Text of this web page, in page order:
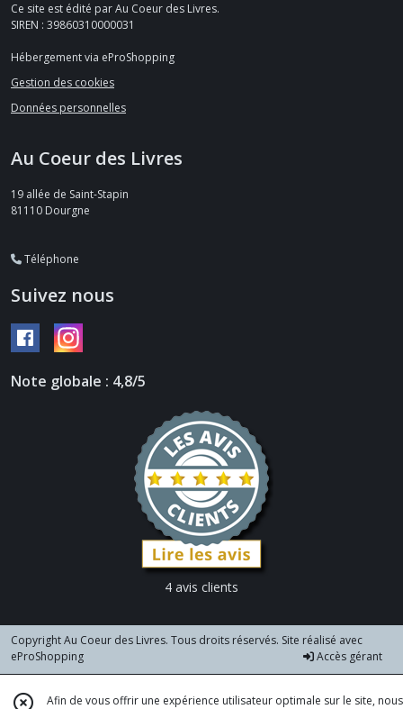
Ce site est édité par Au Coeur des Livres.
SIREN : 39860310000031
Hébergement via eProShopping
Gestion des cookies
Données personnelles
Au Coeur des Livres
19 allée de Saint-Stapin
81110 Dourgne
Téléphone
Suivez nous
Note globale : 4,8/5
4 avis clients
Copyright Au Coeur des Livres. Tous droits réservés. Site réalisé avec
eProShopping
Accès gérant
Afin de vous offrir une expérience utilisateur optimale sur le site, nous